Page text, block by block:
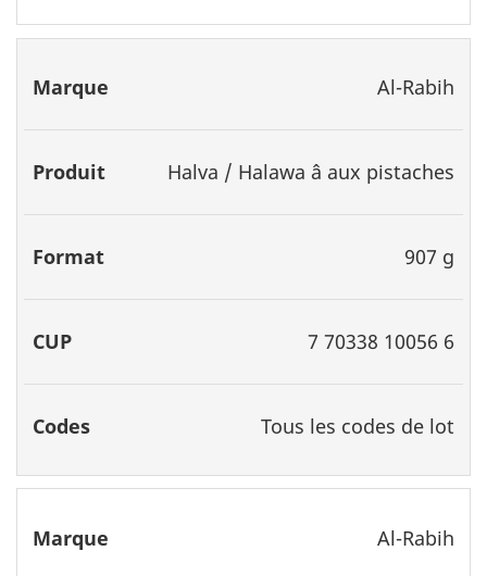
Al-Rabih
Halva / Halawa â aux pistaches
907 g
7 70338 10056 6
Tous les codes de lot
Al-Rabih